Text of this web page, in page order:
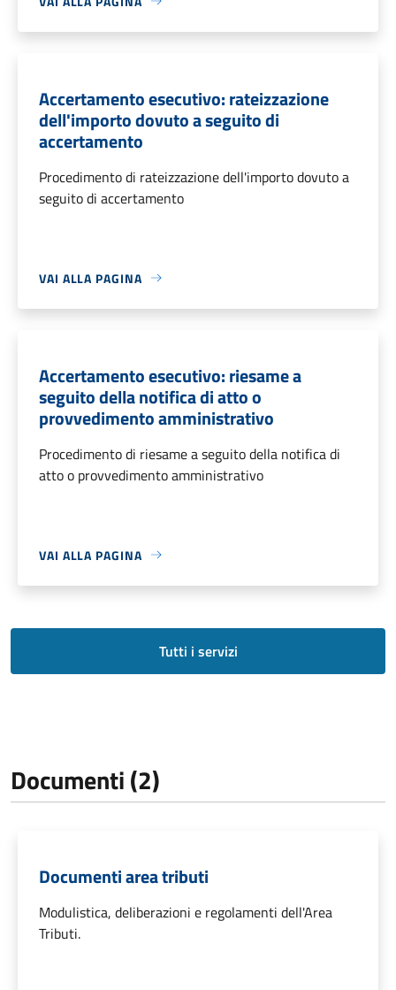
Accertamento esecutivo: rateizzazione
dell'importo dovuto a seguito di
accertamento
Procedimento di rateizzazione dell'importo dovuto a
seguito di accertamento
VAI ALLA PAGINA
Accertamento esecutivo: riesame a
seguito della notifica di atto o
provvedimento amministrativo
Procedimento di riesame a seguito della notifica di
atto o provvedimento amministrativo
VAI ALLA PAGINA
Tutti i servizi
Documenti (2)
Documenti area tributi
Modulistica, deliberazioni e regolamenti dell'Area
Tributi.